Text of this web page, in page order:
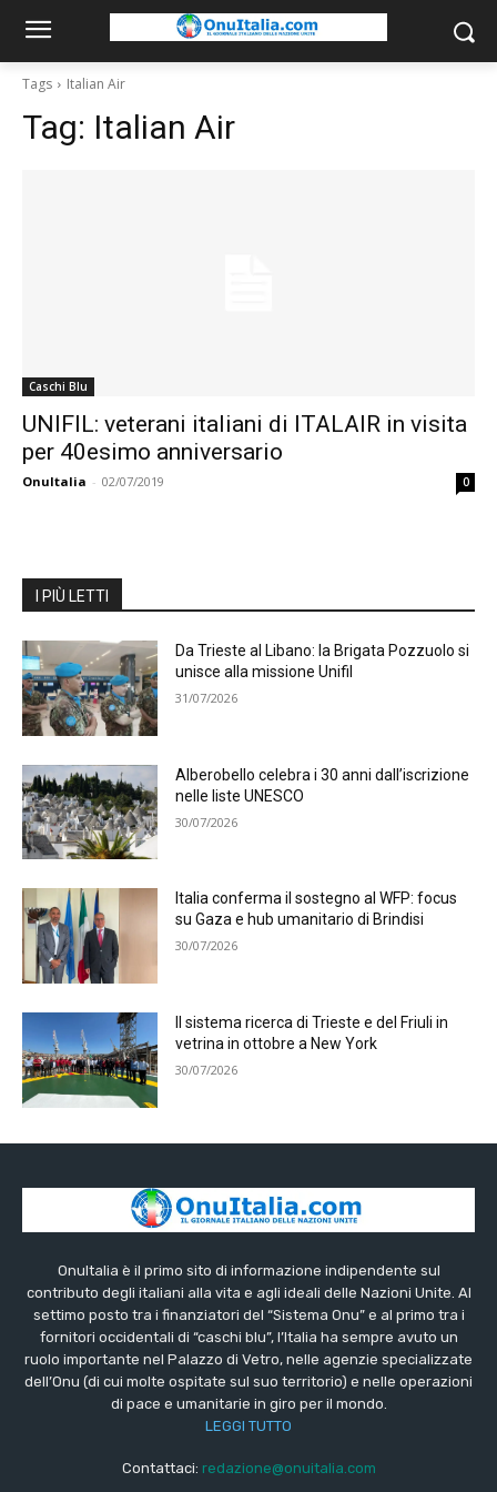
Tags Italian Air
Tag: Italian Air
Caschi Blu
UNIFIL: veterani italiani di ITALAIR in visita
per 40esimo anniversario
OnuItalia - 02/07/2019 0
I PIÙ LETTI
Da Trieste al Libano: la Brigata Pozzuolo si
unisce alla missione Unifil
31/07/2026
Alberobello celebra i 30 anni dall’iscrizione
nelle liste UNESCO
30/07/2026
Italia conferma il sostegno al WFP: focus
su Gaza e hub umanitario di Brindisi
30/07/2026
Il sistema ricerca di Trieste e del Friuli in
vetrina in ottobre a New York
30/07/2026
OnuItalia è il primo sito di informazione indipendente sul
contributo degli italiani alla vita e agli ideali delle Nazioni Unite. Al
settimo posto tra i finanziatori del “Sistema Onu” e al primo tra i
fornitori occidentali di “caschi blu”, l’Italia ha sempre avuto un
ruolo importante nel Palazzo di Vetro, nelle agenzie specializzate
dell’Onu (di cui molte ospitate sul suo territorio) e nelle operazioni
di pace e umanitarie in giro per il mondo.
LEGGI TUTTO
Contattaci: redazione@onuitalia.com